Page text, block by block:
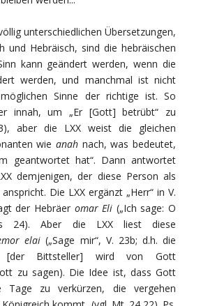
unterschiedlichen Übersetzungen,
und Hebräisch, sind die hebräischen
kann geändert werden, wenn die
werden, und manchmal ist nicht
Sinne der richtige ist. So
innah, um „Er [Gott] betrübt“ zu
aber die LXX weist die gleichen
wie anah nach, was bedeutet,
geantwortet hat“. Dann antwortet
demjenigen, der diese Person als
Die LXX ergänzt „Herr“ in V.
der Hebräer omar Eli („Ich sage: O
24). Aber die LXX liest diese
elai („Sage mir“, V. 23b; d.h. die
[der Bittsteller] wird von Gott
zu sagen). Die Idee ist, dass Gott
Tage zu verkürzen, die vergehen